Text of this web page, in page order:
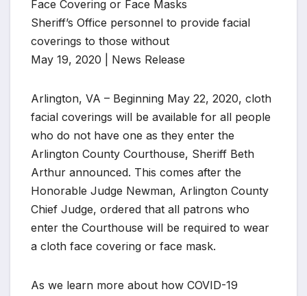
Face Covering or Face Masks
Sheriff’s Office personnel to provide facial
coverings to those without
May 19, 2020 | News Release
Arlington, VA – Beginning May 22, 2020, cloth
facial coverings will be available for all people
who do not have one as they enter the
Arlington County Courthouse, Sheriff Beth
Arthur announced. This comes after the
Honorable Judge Newman, Arlington County
Chief Judge, ordered that all patrons who
enter the Courthouse will be required to wear
a cloth face covering or face mask.
As we learn more about how COVID-19